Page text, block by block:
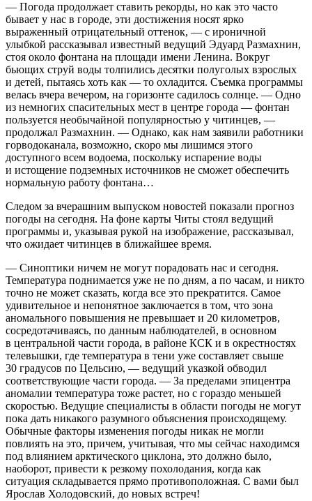
— Погода продолжает ставить рекорды, но как это часто
бывает у нас в городе, эти достижения носят ярко
выраженный отрицательный оттенок, — с ироничной
улыбкой рассказывал известный ведущий Эдуард Размахнин,
стоя около фонтана на площади имени Ленина. Вокруг
бьющих струй воды толпились десятки полуголых взрослых
и детей, пытаясь хоть как — то охладится. Съемка программы
велась вчера вечером, на горизонте садилось солнце. — Одно
из немногих спасительных мест в центре города — фонтан
пользуется необычайной популярностью у читинцев, —
продолжал Размахнин. — Однако, как нам заявили работники
горводоканала, возможно, скоро мы лишимся этого
доступного всем водоема, поскольку испарение воды
и истощение подземных источников не сможет обеспечить
нормальную работу фонтана…
Следом за вчерашним выпуском новостей показали прогноз
погоды на сегодня. На фоне карты Читы стоял ведущий
программы и, указывая рукой на изображение, рассказывал,
что ожидает читинцев в ближайшее время.
— Синоптики ничем не могут порадовать нас и сегодня.
Температура поднимается уже не по дням, а по часам, и никто
точно не может сказать, когда все это прекратится. Самое
удивительное и непонятное заключается в том, что зона
аномального повышения не превышает и 20 километров,
сосредотачиваясь, по данным наблюдателей, в основном
в центральной части города, в районе КСК и в окрестностях
телевышки, где температура в тени уже составляет свыше
30 градусов по Цельсию, — ведущий указкой обводил
соответствующие части города. — За пределами эпицентра
аномалии температура тоже растет, но с гораздо меньшей
скоростью. Ведущие специалисты в области погоды не могут
пока дать никакого разумного объяснения происходящему.
Обычные факторы изменения погоды никак не могли
повлиять на это, причем, учитывая, что мы сейчас находимся
под влиянием арктического циклона, это должно было,
наоборот, привести к резкому похолодания, когда как
ситуация складывается прямо противоположная. С вами был
Ярослав Холодовский, до новых встреч!